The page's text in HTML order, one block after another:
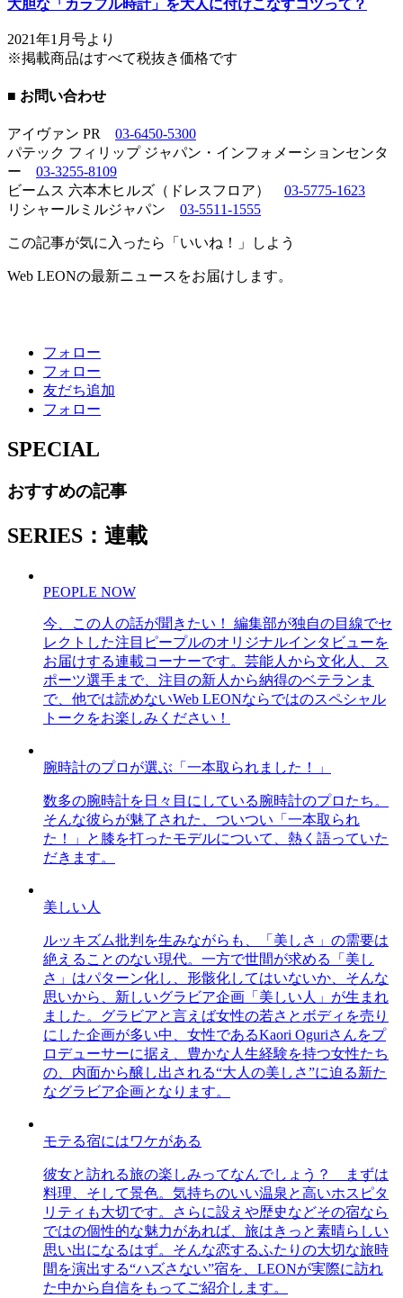
大胆な「カラフル時計」を大人に付けこなすコツって？
2021年1月号より
※掲載商品はすべて税抜き価格です
■ お問い合わせ
アイヴァン PR 03-6450-5300
パテック フィリップ ジャパン・インフォメーションセンタ
ー 03-3255-8109
ビームス 六本木ヒルズ（ドレスフロア） 03-5775-1623
リシャールミルジャパン 03-5511-1555
この記事が気に入ったら「いいね！」しよう
Web LEONの最新ニュースをお届けします。
フォロー
フォロー
友だち追加
フォロー
SPECIAL
おすすめの記事
SERIES：連載
PEOPLE NOW
今、この人の話が聞きたい！ 編集部が独自の目線でセ
レクトした注目ピープルのオリジナルインタビューを
お届けする連載コーナーです。芸能人から文化人、ス
ポーツ選手まで、注目の新人から納得のベテランま
で、他では読めないWeb LEONならではのスペシャル
トークをお楽しみください！
腕時計のプロが選ぶ「一本取られました！」
数多の腕時計を日々目にしている腕時計のプロたち。
そんな彼らが魅了された、ついつい「一本取られ
た！」と膝を打ったモデルについて、熱く語っていた
だきます。
美しい人
ルッキズム批判を生みながらも、「美しさ」の需要は
絶えることのない現代。一方で世間が求める「美し
さ」はパターン化し、形骸化してはいないか、そんな
思いから、新しいグラビア企画「美しい人」が生まれ
ました。グラビアと言えば女性の若さとボディを売り
にした企画が多い中、女性であるKaori Oguriさんをプ
ロデューサーに据え、豊かな人生経験を持つ女性たち
の、内面から醸し出される“大人の美しさ”に迫る新た
なグラビア企画となります。
モテる宿にはワケがある
彼女と訪れる旅の楽しみってなんでしょう？ まずは
料理、そして景色。気持ちのいい温泉と高いホスピタ
リティも大切です。さらに設えや歴史などその宿なら
ではの個性的な魅力があれば、旅はきっと素晴らしい
思い出になるはず。そんな恋するふたりの大切な旅時
間を演出する“ハズさない”宿を、LEONが実際に訪れ
た中から自信をもってご紹介します。